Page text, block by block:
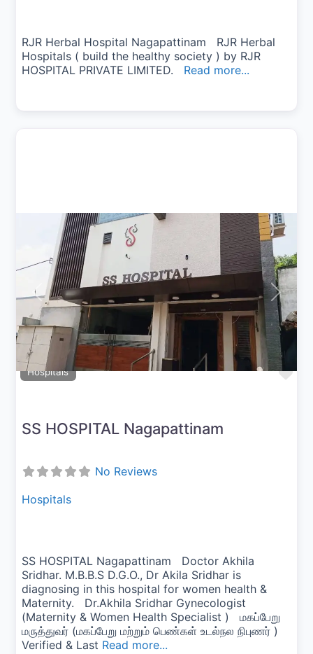
RJR Herbal Hospital Nagapattinam RJR Herbal
Hospitals ( build the healthy society ) by RJR
HOSPITAL PRIVATE LIMITED. Read more...
Hospitals
Previous Next
SS HOSPITAL Nagapattinam
No Reviews
Hospitals
SS HOSPITAL Nagapattinam Doctor Akhila
Sridhar. M.B.B.S D.G.O., Dr Akila Sridhar is
diagnosing in this hospital for women health &
Maternity. Dr.Akhila Sridhar Gynecologist
(Maternity & Women Health Specialist ) மகப்பேறு
மருத்துவர் (மகப்பேறு மற்றும் பெண்கள் உடல்நல நிபுணர் )
Verified & Last Read more...